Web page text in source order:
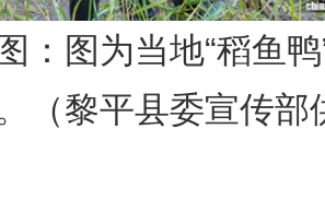
图为当地“稻鱼鸭
（黎平县委宣传部